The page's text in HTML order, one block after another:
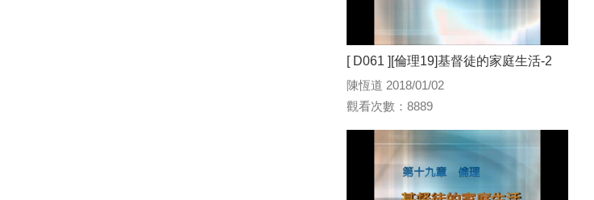
[ D061 ][倫理19]基督徒的家庭生活-2
陳恆道 2018/01/02
觀看次數：8889